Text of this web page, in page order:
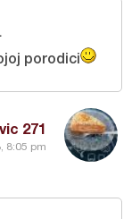
271
8:05 pm
porodici